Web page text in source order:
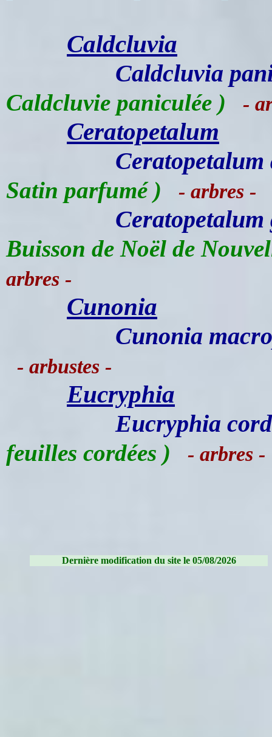
Caldcluvia
Caldcluvia
Caldcluvie paniculée ) -
Ceratopetalum
Ceratopetalum
Satin parfumé ) - arbres -
Buisson de Noël de
arbres -
Cunonia
Cunonia
- arbustes -
Eucryphia
Eucryphia
feuilles cordées ) - arbres -
Dernière modification du site le 05/08/2026